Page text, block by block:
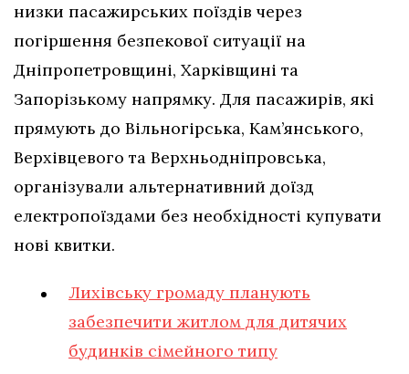
низки пасажирських поїздів через
погіршення безпекової ситуації на
Дніпропетровщині, Харківщині та
Запорізькому напрямку. Для пасажирів, які
прямують до Вільногірська, Кам’янського,
Верхівцевого та Верхньодніпровська,
організували альтернативний доїзд
електропоїздами без необхідності купувати
нові квитки.
Лихівську громаду планують
забезпечити житлом для дитячих
будинків сімейного типу